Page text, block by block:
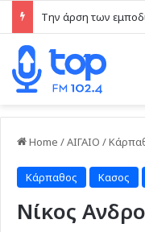
Home /ΑΙΓΑΙΟ /
Κάρπαθος Κασος
Νίκος